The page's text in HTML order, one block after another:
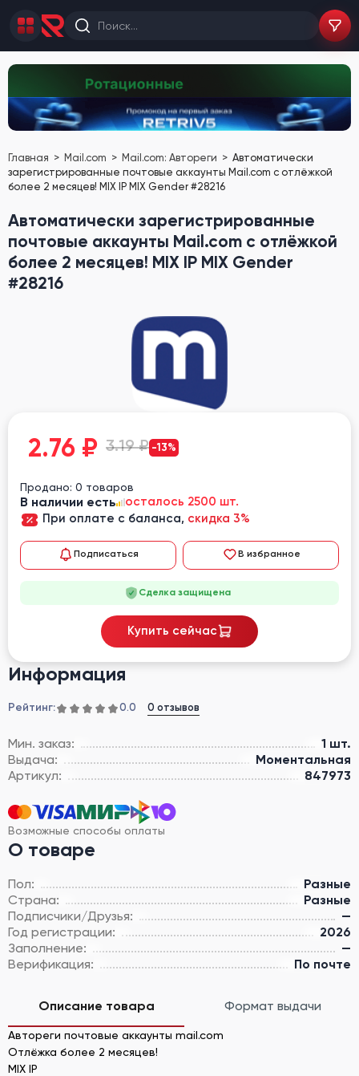
Главная Mail.com Mail.com: Автореги
Автоматически
зарегистрированные почтовые аккаунты Mail.com с отлёжкой
более 2 месяцев! MIX IP MIX Gender #28216
Автоматически зарегистрированные
почтовые аккаунты Mail.com с отлёжкой
более 2 месяцев! MIX IP MIX Gender
#28216
Информация
Рейтинг: 0.0 0 отзывов
Мин. заказ:
1 шт.
Выдача:
Моментальная
Артикул:
847973
Возможные способы оплаты
О товаре
Пол:
Разные
Страна:
Разные
Подписчики/Друзья:
—
Год регистрации:
2026
Заполнение:
—
Верификация:
По почте
2.76 ₽ 3.19 ₽ -13%
Продано: 0 товаров
В наличии есть
осталось 2500 шт.
При оплате с баланса, скидка 3%
Подписаться В избранное
Сделка защищена
Купить сейчас
Описание товара Формат выдачи
Автореги почтовые аккаунты mail.com
Отлёжка более 2 месяцев!
MIX IP